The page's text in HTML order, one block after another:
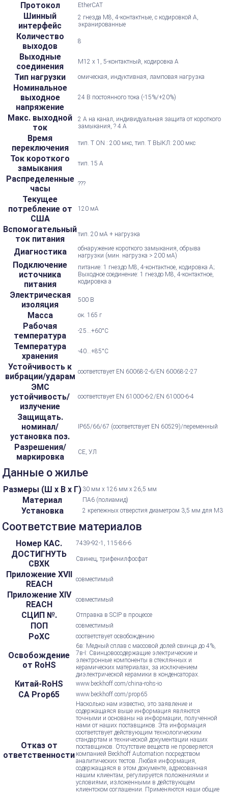
Протокол EtherCAT
Шинный
интерфейс
2 гнезда M8, 4-контактные, с кодировкой А,
экранированные
Количество
выходов
8
Выходные
соединения
M12 x 1, 5-контактный, кодировка А
Тип нагрузки омическая, индуктивная, ламповая нагрузка
Номинальное
выходное
напряжение
24 В постоянного тока (-15%/+20%)
Макс. выходной
ток
2 А на канал, индивидуальная защита от короткого
замыкания, ? 4 А
Время
переключения
тип. T ON : 200 мкс, тип. Т ВЫКЛ: 200 мкс
Ток короткого
замыкания
тип. 15 А
Распределенные
часы
???
Текущее
потребление от
США
120 мА
Вспомогательный
ток питания
тип. 20 мА + нагрузка
Диагностика
обнаружение короткого замыкания, обрыва
нагрузки (мин. нагрузка > 200 мА)
Подключение
источника
питания
питание: 1 гнездо M8, 4-контактное, кодировка А;
Выходное соединение: 1 гнездо M8, 4-контактное,
кодировка a
Электрическая
изоляция
500 В
Масса ок. 165 г
Рабочая
температура
-25...+60°С
Температура
хранения
-40...+85°С
Устойчивость к
вибрации/ударам соответствует EN 60068-2-6/EN 60068-2-27
ЭМС
устойчивость/
излучение
соответствует EN 61000-6-2/EN 61000-6-4
Защищать.
номинал/
установка поз.
IP65/66/67 (соответствует EN 60529)/переменный
Разрешения/
маркировка
CE, УЛ
Данные о жилье
Размеры (Ш х В х Г) 30 мм х 126 мм х 26,5 мм
Материал ПА6 (полиамид)
Установка 2 крепежных отверстия диаметром 3,5 мм для M3
Соответствие материалов
Номер КАС. 7439-92-1, 115-86-6
ДОСТИГНУТЬ
СВХК
Свинец, трифенилфосфат
Приложение XVII
REACH
совместимый
Приложение XIV
REACH
совместимый
СЦИП №. Отправка в SCIP в процессе
ПОП совместимый
РоХС соответствует освобождению
Освобождение
от RoHS
6в: Медный сплав с массовой долей свинца до 4%,
7в-I: Свинцовосодержащие электрические и
электронные компоненты в стеклянных и
керамических материалах, за исключением
диэлектрической керамики в конденсаторах.
Китай-RoHS www.beckhoff.com/china-rohs-io
CA Prop65 www.beckhoff.com/prop65
Отказ от
ответственности
Насколько нам известно, это заявление и
содержащаяся выше информация являются
точными и основаны на информации, полученной
нами от наших поставщиков. Эта информация
соответствует действующим технологическим
стандартам и технической документации наших
поставщиков. Отсутствие веществ не проверяется
компанией Beckhoff Automation посредством
аналитических тестов. Любая информация,
содержащаяся в этом документе, адресованная
нашим клиентам, регулируется положениями и
условиями, изложенными в действующем
клиентском соглашении. Применяются наши общие